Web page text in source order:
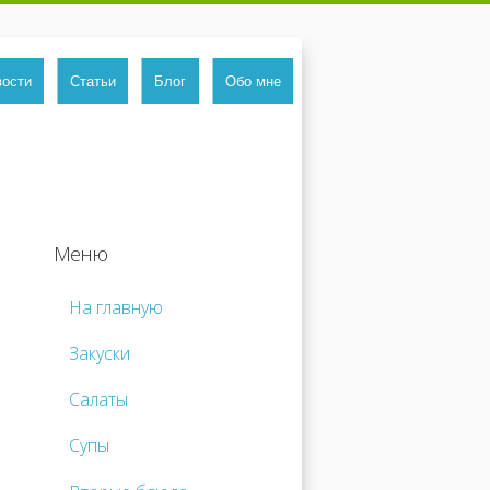
Статьи Блог Обо мне
Меню
На главную
Закуски
Салаты
Супы